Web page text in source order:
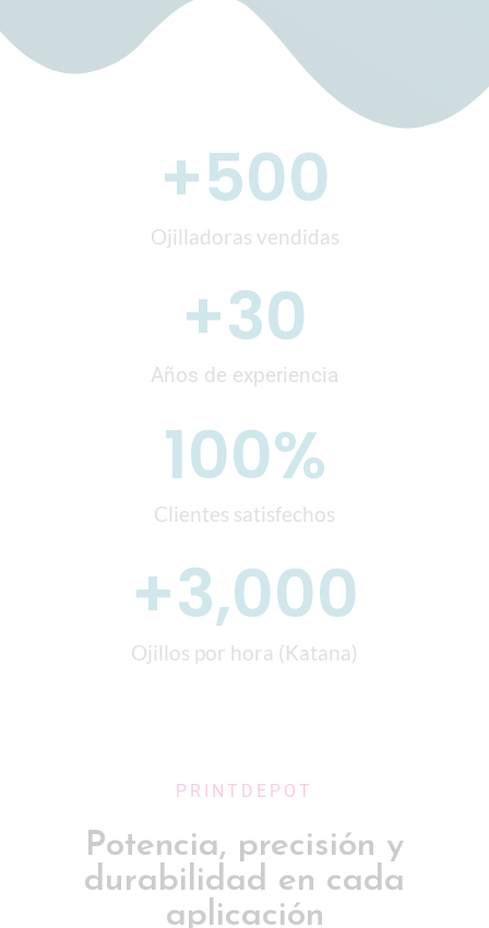
Ojilladoras vendidas
+500
Años de experiencia
+30
Clientes satisfechos
100%
Ojillos por hora (Katana)
+3,000
PRINTDEPOT
Potencia, precisión y
durabilidad en cada
aplicación